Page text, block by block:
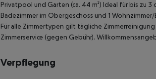
Privatpool und Garten (ca. 44 m²) Ideal für bis zu 3
Badezimmer im Obergeschoss und 1
Für alle Zimmertypen gilt tägliche
Zimmerservice (gegen Gebühr).
Verpflegung